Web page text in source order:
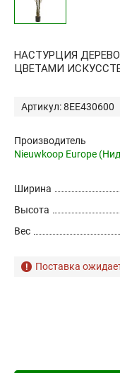
НАСТУРЦИЯ
ЦВЕТАМИ
Артикул: 8EE430600
Производитель
Nieuwkoop Europe
Ширина
Высота
Вес
Поставка